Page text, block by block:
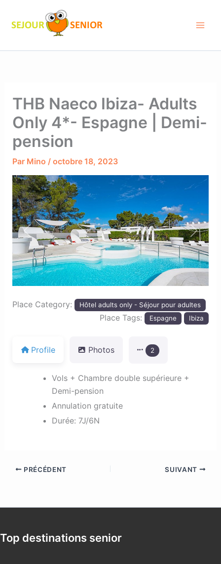
contenu
THB Naeco Ibiza- Adults
Only 4*- Espagne | Demi-
pension
Par Mino / octobre 18, 2023
Previous Next
Place Category: Hôtel adults only - Séjour pour adultes
Place Tags: Espagne Ibiza
Profile Photos 2
Vols + Chambre double supérieure +
Demi-pension
Annulation gratuite
Durée: 7J/6N
PRÉCÉDENT SUIVANT
Top destinations senior